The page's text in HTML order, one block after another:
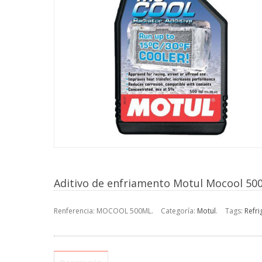
Aditivo de enfriamento Motul Mocool
Renferencia: MOCOOL 500ML. Categoría: Motul. Tags: